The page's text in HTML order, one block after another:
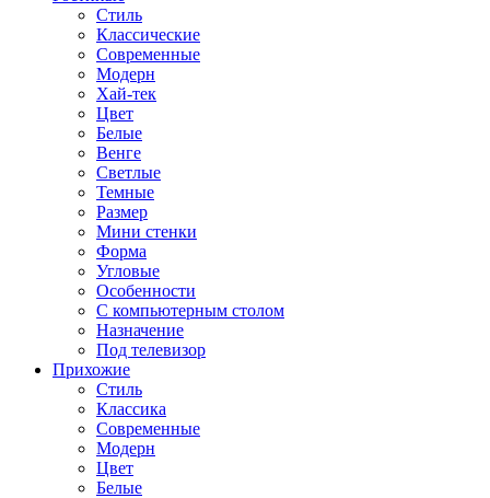
Стиль
Классические
Современные
Модерн
Хай-тек
Цвет
Белые
Венге
Светлые
Темные
Размер
Мини стенки
Форма
Угловые
Особенности
С компьютерным столом
Назначение
Под телевизор
Прихожие
Стиль
Классика
Современные
Модерн
Цвет
Белые